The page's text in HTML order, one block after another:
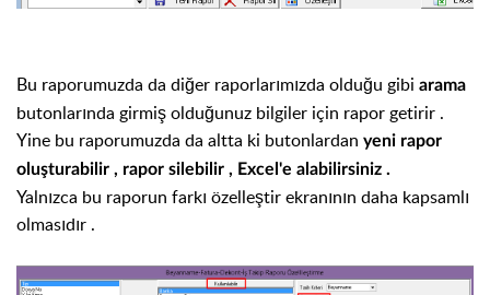
Bu raporumuzda da diğer raporlarımızda olduğu gibi arama
butonlarında girmiş olduğunuz bilgiler için rapor getirir .
Yine bu raporumuzda da altta ki butonlardan yeni rapor
oluşturabilir , rapor silebilir , Excel'e alabilirsiniz .
Yalnızca bu raporun farkı özelleştir ekranının daha kapsamlı
olmasıdır .